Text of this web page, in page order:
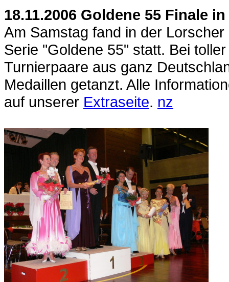
18.11.2006 Goldene 55 Finale
Am Samstag fand in der
Serie "Goldene 55" statt. Bei
Turnierpaare aus ganz
Medaillen getanzt. Alle
auf unserer Extraseite. nz